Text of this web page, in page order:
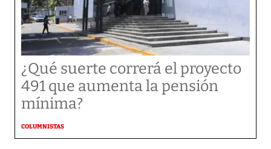
¿Qué suerte correrá el proyecto
491 que aumenta la pensión
mínima?
COLUMNISTAS